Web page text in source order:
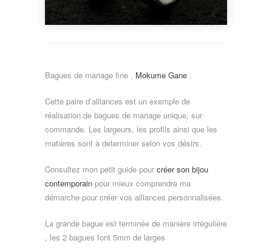
Bagues de mariage fine , Mokume Gane .
Cette paire d’alliances est un exemple de
réalisation de bagues de mariage unique, sur
commande. Les largeurs, les profils ainsi que les
matières sont à determiner selon vos désirs.
Consultez mon petit guide pour créer son bijou
contemporain pour mieux comprendre ma
démarche pour créer vos alliances personnalisées.
La grande bague est terminée de manière irrégulière
, les 2 bagues font 5mm de larges